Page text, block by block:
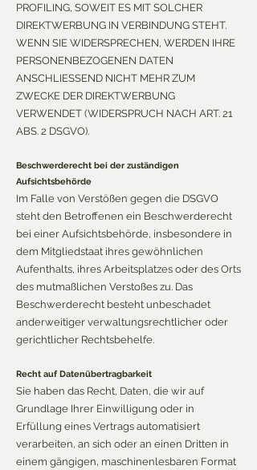
PROFILING, SOWEIT ES MIT SOLCHER
DIREKTWERBUNG IN VERBINDUNG STEHT.
WENN SIE WIDERSPRECHEN, WERDEN IHRE
PERSONENBEZOGENEN DATEN
ANSCHLIESSEND NICHT MEHR ZUM
ZWECKE DER DIREKTWERBUNG
VERWENDET (WIDERSPRUCH NACH ART. 21
ABS. 2 DSGVO).
Beschwerderecht bei der zuständigen
Aufsichtsbehörde
Im Falle von Verstößen gegen die DSGVO
steht den Betroffenen ein Beschwerderecht
bei einer Aufsichtsbehörde, insbesondere in
dem Mitgliedstaat ihres gewöhnlichen
Aufenthalts, ihres Arbeitsplatzes oder des Orts
des mutmaßlichen Verstoßes zu. Das
Beschwerderecht besteht unbeschadet
anderweitiger verwaltungsrechtlicher oder
gerichtlicher Rechtsbehelfe.
Recht auf Datenübertragbarkeit
Sie haben das Recht, Daten, die wir auf
Grundlage Ihrer Einwilligung oder in
Erfüllung eines Vertrags automatisiert
verarbeiten, an sich oder an einen Dritten in
einem gängigen, maschinenlesbaren Format